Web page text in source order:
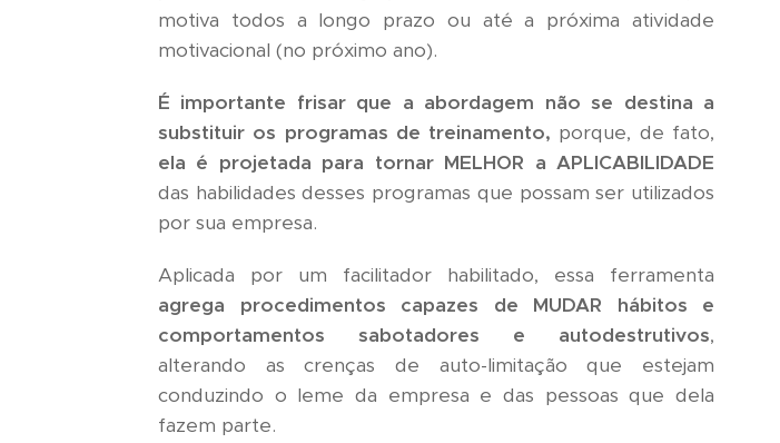
motiva todos a longo prazo ou até a próxima atividade
motivacional (no próximo ano).
É importante frisar que a abordagem não se destina a
substituir os programas de treinamento, porque, de fato,
ela é projetada para tornar MELHOR a APLICABILIDADE
das habilidades desses programas que possam ser utilizados
por sua empresa.
Aplicada por um facilitador habilitado, essa ferramenta
agrega procedimentos capazes de MUDAR hábitos e
comportamentos sabotadores e autodestrutivos,
alterando as crenças de auto-limitação que estejam
conduzindo o leme da empresa e das pessoas que dela
fazem parte.